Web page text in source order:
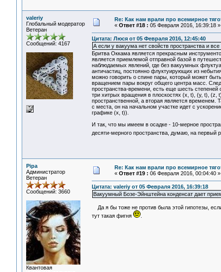
valeriy
Глобальный модератор
Ветеран
Сообщений: 4167
Re: Как нам врали про всемирное
« Ответ #18 : 05 Февраля 2016, 16:39:18 »
Цитата: Люся от 05 Февраля 2016, 12:45:40
А если у вакуума нет свойств пространства и
Бритва Оккама является прекрасным
является приемлемой отправной базой в
наблюдаемых явлений, где без вакуумных
античастиц, постоянно флуктуирующих из
можно говорить о спине пары, который может
вращением пары вокруг общего центра масс.
пространства-времени, есть еще шесть
три хитрых вращения в плоскостях (x, t), (y, t), (z,
пространственной, а вторая является временем.
с места, он на начальном участке идет с
графике (x, t)).
И так, что мы имеем в осадке - 10-мерное
десяти-мерного пространства, думаю, на первый
Pipa
Администратор
Ветеран
Сообщений: 3660
Квантовая
Re: Как нам врали про всемирное
« Ответ #19 : 06 Февраля 2016, 00:04:40 »
Цитата: valeriy от 05 Февраля 2016, 16:39:18
Вакуумный Бозе-Эйнштейна конденсат дает
Да я бы тоже не против была этой гипотезы,
тут такая фигня
.